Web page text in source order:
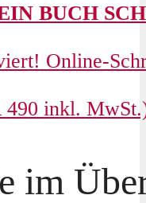
BUCH
Online-
490 inkl.
im